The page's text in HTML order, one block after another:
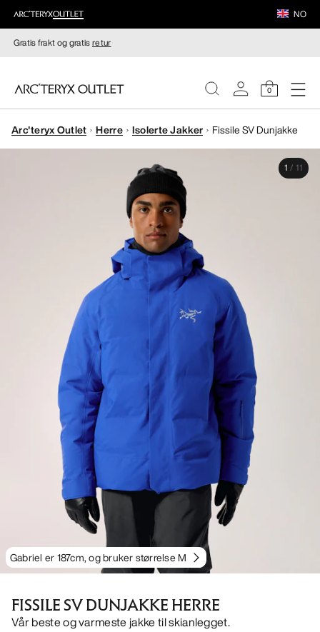
NO
Gratis frakt og gratisretur
0
DAMER
Arc'teryx Outlet Herre Isolerte Jakker Fissile SV Dunjakke
Gabriel er 187cm, og bruker størrelse M
1 / 11
FISSILE SV DUNJAKKE HERRE
Vår beste og varmeste jakke til skianlegget.